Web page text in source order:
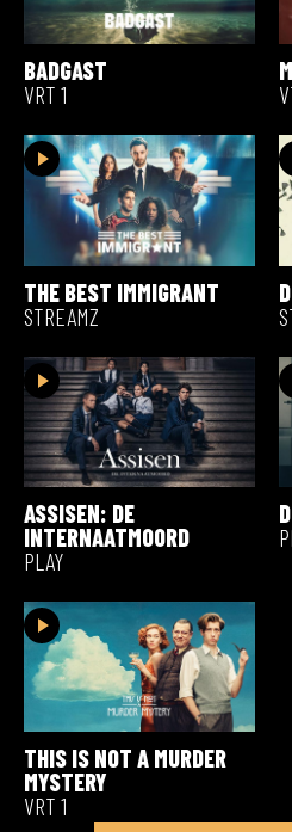
BADGAST
VRT 1
THE BEST IMMIGRANT
STREAMZ
ASSISEN: DE
INTERNAATMOORD
PLAY
THIS IS NOT A MURDER
MYSTERY
VRT 1